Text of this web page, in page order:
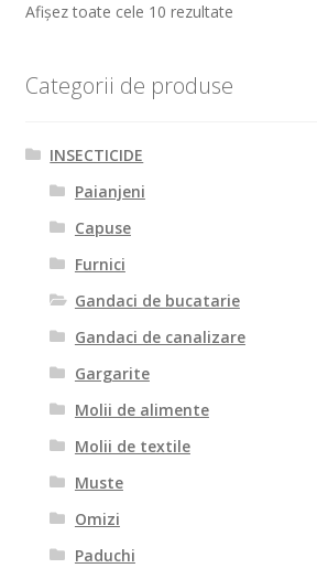
Afișez toate cele 10 rezultate
Categorii de produse
INSECTICIDE
Paianjeni
Capuse
Furnici
Gandaci de bucatarie
Gandaci de canalizare
Gargarite
Molii de alimente
Molii de textile
Muste
Omizi
Paduchi